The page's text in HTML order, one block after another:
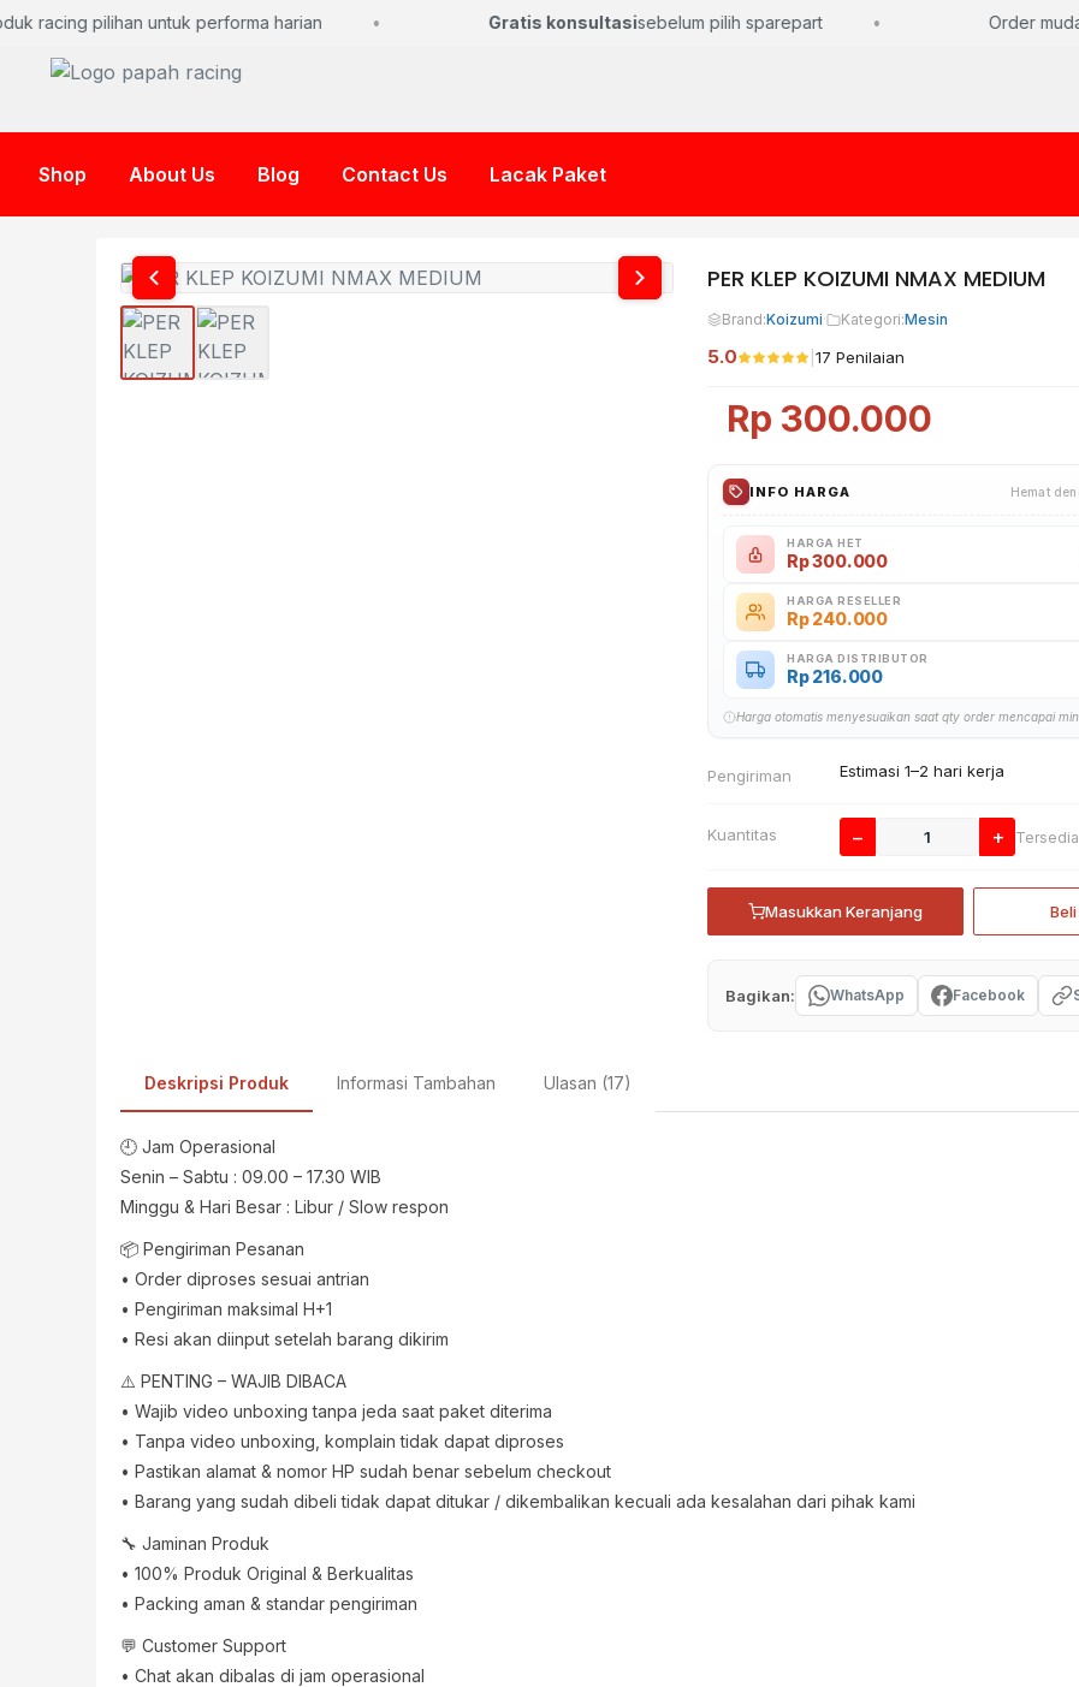
racing pilihan untuk performa harian Gratis konsultasisebelum pilih sparepart Order
Shop About Us Blog Contact Us Lacak Paket
PER KLEP KOIZUMI NMAX MEDIUM
Brand:Koizumi· Kategori:Mesin
5.0 17 Penilaian
Rp 300.000
INFO HARGA Hemat
HARGA HET
Rp300.000
HARGA RESELLER
Rp240.000
HARGA DISTRIBUTOR
Rp216.000
Harga otomatis menyesuaikan saat qty order mencapai
Pengiriman Estimasi 1–2 hari kerja
Kuantitas − + Tersedia
Masukkan Keranjang
Bagikan: WhatsApp Facebook
Deskripsi Produk Informasi Tambahan Ulasan (17)
🕘 Jam Operasional
Senin – Sabtu : 09.00 – 17.30 WIB
Minggu & Hari Besar : Libur / Slow respon
📦 Pengiriman Pesanan
• Order diproses sesuai antrian
• Pengiriman maksimal H+1
• Resi akan diinput setelah barang dikirim
⚠️ PENTING – WAJIB DIBACA
• Wajib video unboxing tanpa jeda saat paket diterima
• Tanpa video unboxing, komplain tidak dapat diproses
• Pastikan alamat & nomor HP sudah benar sebelum checkout
• Barang yang sudah dibeli tidak dapat ditukar / dikembalikan kecuali ada kesalahan dari pihak kami
🔧 Jaminan Produk
• 100% Produk Original & Berkualitas
• Packing aman & standar pengiriman
💬 Customer Support
• Chat akan dibalas di jam operasional